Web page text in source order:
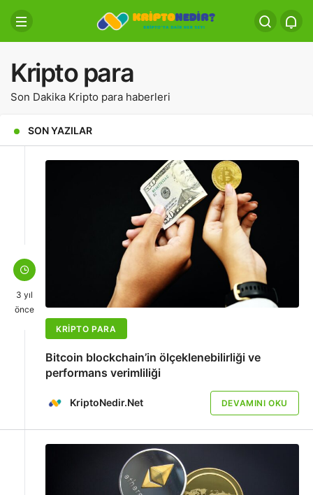
Kripto para
Son Dakika Kripto para haberleri
SON YAZILAR
3 yıl
önce
KRIPTO PARA
Bitcoin blockchain’in ölçeklenebilirliği ve
performans verimliliği
KriptoNedir.Net DEVAMINI OKU